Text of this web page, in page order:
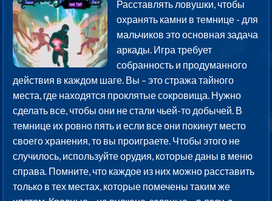
Расставлять ловушки, чтобы
охранять камни в темнице - для
мальчиков это основная задача
аркады. Игра требует
собранность и продуманного
действия в каждом шаге. Вы – это стража тайного
места, где находятся проклятые сокровища. Нужно
сделать все, чтобы они не стали чьей-то добычей. В
темнице их ровно пять и если все они покинут место
своего хранения, то вы проиграете. Чтобы этого не
случилось, используйте орудия, которые даны в меню
справа. Помните, что каждое из них можно расставить
только в тех местах, которые помечены таким же